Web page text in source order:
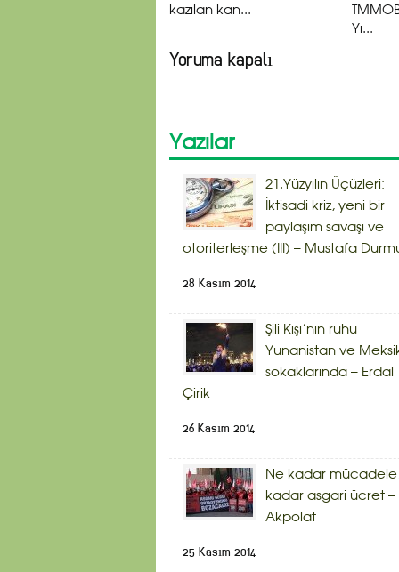
kazılan kan...
Yı...
Yoruma kapalı
Yazılar
21.Yüzyılın Üçüzleri:
İktisadi kriz, yeni bir
paylaşım savaşı ve
otoriterleşme (III) – Mustafa
28 Kasım 2014
Şili Kışı’nın ruhu
Yunanistan ve
sokaklarında – Erdal
Çirik
26 Kasım 2014
Ne kadar
kadar asgari ücret –
Akpolat
25 Kasım 2014